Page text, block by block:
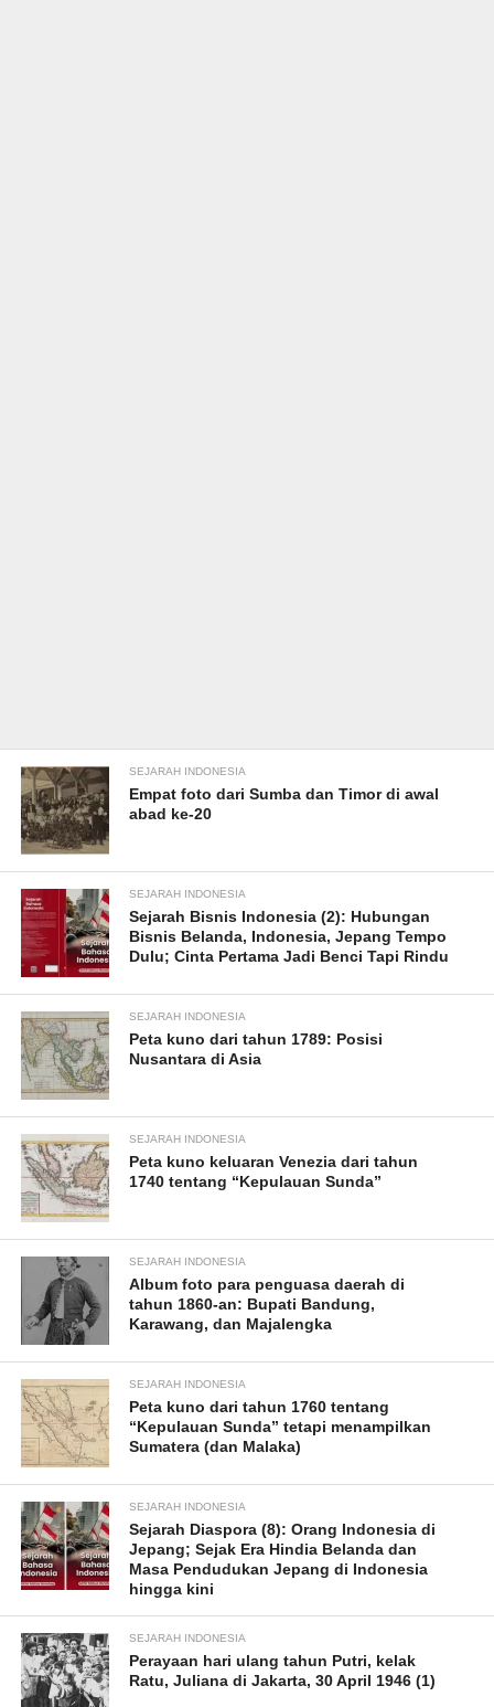
SEJARAH INDONESIA
Empat foto dari Sumba dan Timor di awal
abad ke-20
SEJARAH INDONESIA
Sejarah Bisnis Indonesia (2): Hubungan
Bisnis Belanda, Indonesia, Jepang Tempo
Dulu; Cinta Pertama Jadi Benci Tapi Rindu
SEJARAH INDONESIA
Peta kuno dari tahun 1789: Posisi
Nusantara di Asia
SEJARAH INDONESIA
Peta kuno keluaran Venezia dari tahun
1740 tentang “Kepulauan Sunda”
SEJARAH INDONESIA
Album foto para penguasa daerah di
tahun 1860-an: Bupati Bandung,
Karawang, dan Majalengka
SEJARAH INDONESIA
Peta kuno dari tahun 1760 tentang
“Kepulauan Sunda” tetapi menampilkan
Sumatera (dan Malaka)
SEJARAH INDONESIA
Sejarah Diaspora (8): Orang Indonesia di
Jepang; Sejak Era Hindia Belanda dan
Masa Pendudukan Jepang di Indonesia
hingga kini
SEJARAH INDONESIA
Perayaan hari ulang tahun Putri, kelak
Ratu, Juliana di Jakarta, 30 April 1946 (1)